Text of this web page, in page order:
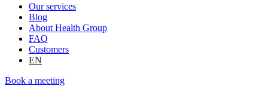
Our services
Blog
About Health Group
FAQ
Customers
EN
Book a meeting